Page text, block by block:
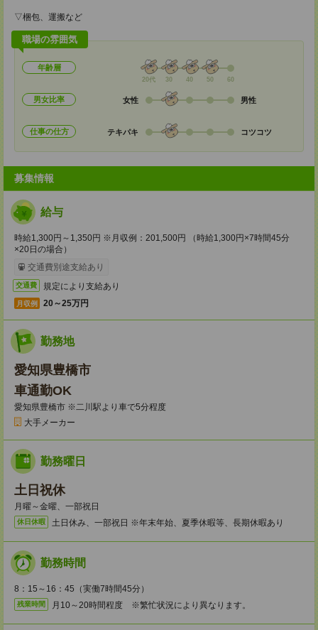
▽梱包、運搬など
職場の雰囲気
年齢層
20代 30 40 50 60
男女比率 女性 男性
仕事の仕方 テキパキ コツコツ
募集情報
給与
時給1,300円～1,350円 ※月収例：201,500円 （時給1,300円×7時間45分
×20日の場合）
交通費別途支給あり
交通費 規定により支給あり
月収例 20～25万円
勤務地
愛知県豊橋市
車通勤OK
愛知県豊橋市 ※二川駅より車で5分程度
大手メーカー
勤務曜日
土日祝休
月曜～金曜、一部祝日
休日休暇 土日休み、一部祝日 ※年末年始、夏季休暇等、長期休暇あり
勤務時間
8：15～16：45（実働7時間45分）
残業時間 月10～20時間程度 ※繁忙状況により異なります。